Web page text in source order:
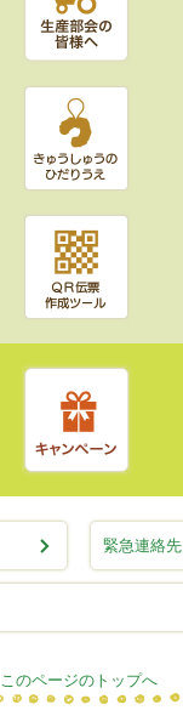
緊急連絡先
このページのトップへ